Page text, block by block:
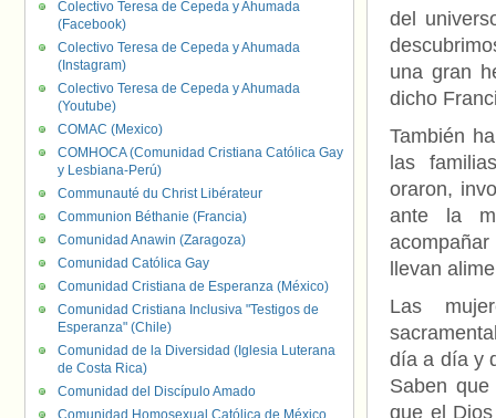
del
una gran
dicho
También
las
oraron,
ante la
llevan
Las
día a día y
Saben
que el
Colectivo Teresa de Cepeda y Ahumada
(Facebook)
Colectivo Teresa de Cepeda y Ahumada
(Instagram)
Colectivo Teresa de Cepeda y Ahumada
(Youtube)
COMAC (Mexico)
COMHOCA (Comunidad Cristiana Católica Gay
y Lesbiana-Perú)
Communauté du Christ Libérateur
Communion Béthanie (Francia)
Comunidad Anawin (Zaragoza)
Comunidad Católica Gay
Comunidad Cristiana de Esperanza (México)
Comunidad Cristiana Inclusiva "Testigos de
Esperanza" (Chile)
Comunidad de la Diversidad (Iglesia Luterana
de Costa Rica)
Comunidad del Discípulo Amado
Comunidad Homosexual Católica de México